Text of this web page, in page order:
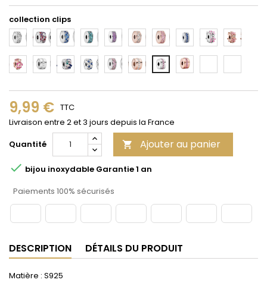
collection clips
2 3 4 5 6 7 10
11 12 13 14 15 16 17 18
9,99 € TTC
Livraison entre 2 et 3 jours depuis la France
Quantité
 Ajouter au panier
 bijou inoxydable Garantie 1 an
Paiements 100% sécurisés
DESCRIPTION DÉTAILS DU PRODUIT
Matière : S925